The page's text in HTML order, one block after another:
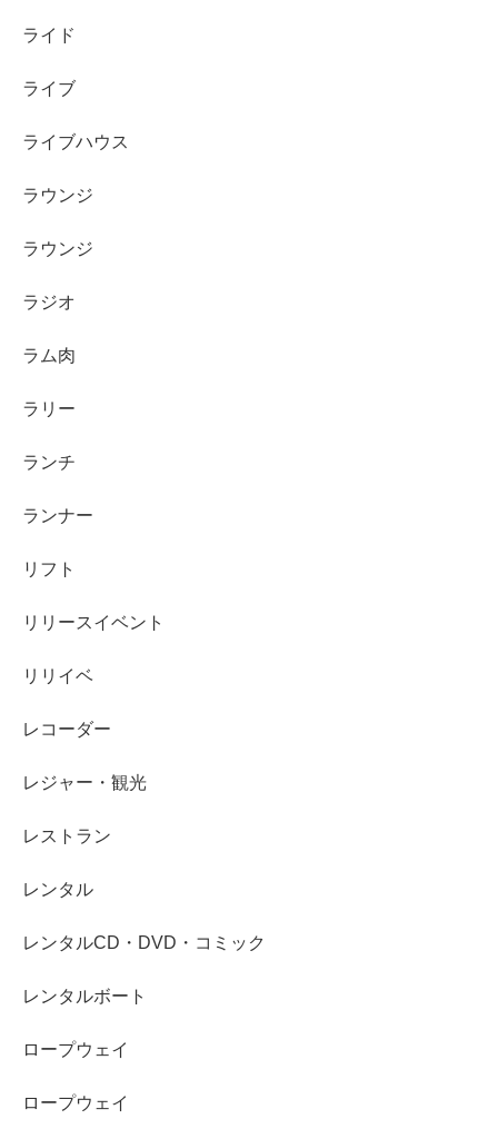
ライド
ライブ
ライブハウス
ラウンジ
ラウンジ
ラジオ
ラム肉
ラリー
ランチ
ランナー
リフト
リリースイベント
リリイベ
レコーダー
レジャー・観光
レストラン
レンタル
レンタルCD・DVD・コミック
レンタルボート
ロープウェイ
ロープウェイ